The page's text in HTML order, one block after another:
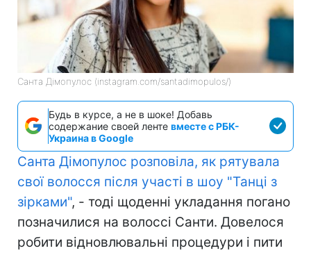
Санта Дімопулос (instagram.com/santadimopulos/)
Будь в курсе, а не в шоке! Добавь
содержание своей ленте вместе с РБК-
Украина в Google
Санта Дімопулос розповіла, як рятувала
свої волосся після участі в шоу "Танці з
зірками", - тоді щоденні укладання погано
позначилися на волоссі Санти. Довелося
робити відновлювальні процедури і пити